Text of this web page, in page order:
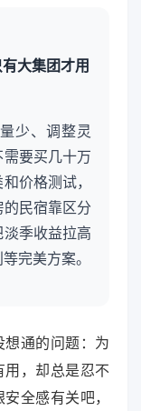
大集团才用
少、调整灵
要买几十万
价格测试，
民宿靠区分
季收益拉高
完美方案。
通的问题：为
，却总是忍不
全感有关吧，